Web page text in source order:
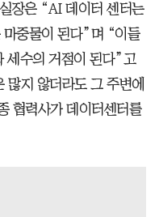
장은 “AI 데이터 센터는
중물이 된다”며 “이들
세수의 거점이 된다”고
많지 않더라도 그 주변에
협력사가 데이터센터를